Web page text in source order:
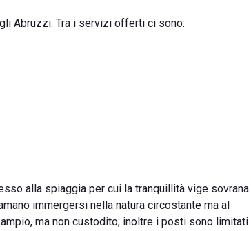
Abruzzi. Tra i servizi offerti ci sono:
alla spiaggia per cui la tranquillità vige sovrana.
immergersi nella natura circostante ma al
ma non custodito; inoltre i posti sono limitati